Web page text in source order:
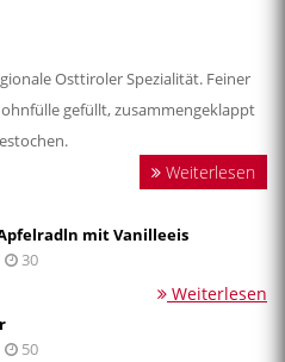
Osttiroler Spezialität. Feiner
gefüllt, zusammengeklappt
Weiterlesen
mit Vanilleeis
30
Weiterlesen
50